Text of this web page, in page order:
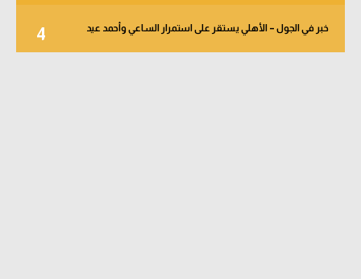
4 خبر في الجول – الأهلي يستقر على استمرار الساعي وأحمد عيد